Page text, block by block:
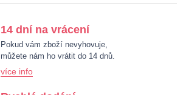
14 dní na vrácení
Pokud vám zboží nevyhovuje,
můžete nám ho vrátit do 14 dnů.
více info